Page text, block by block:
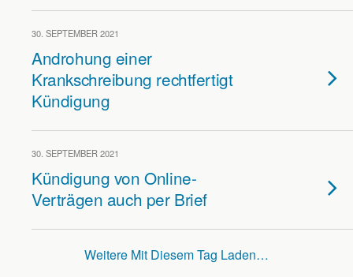
30. SEPTEMBER 2021
Androhung einer
Krankschreibung rechtfertigt
Kündigung
30. SEPTEMBER 2021
Kündigung von Online-
Verträgen auch per Brief
Weitere Mit Diesem Tag Laden…